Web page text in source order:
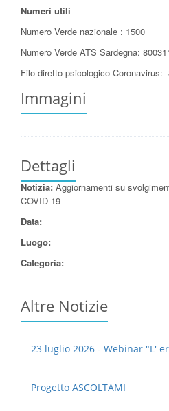
Numeri utili
Numero Verde nazionale : 1500
Numero Verde ATS Sardegna:
Filo diretto psicologico Coronavirus:
Immagini
Dettagli
Notizia: Aggiornamenti su
COVID-19
Data:
Luogo:
Categoria:
Altre Notizie
23 luglio 2026 - Webinar "L'
Progetto ASCOLTAMI